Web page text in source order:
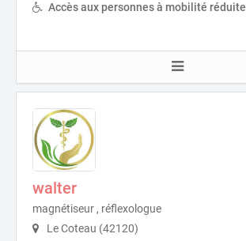
Accès aux personnes à mobilité réduite
walter
magnétiseur , réflexologue
Le Coteau (42120)